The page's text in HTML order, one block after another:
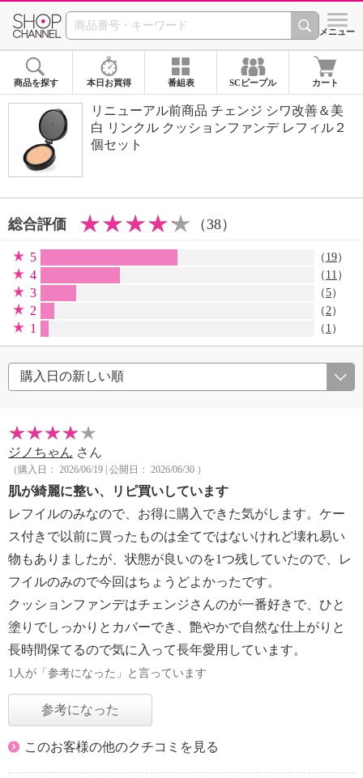
SHOP CHANNEL シメニュー
商品を探す 本日お買得 番組表 SCピープル カート
リニューアル前商品 チェンジ シワ改善＆美
白 リンクル クッションファンデ レフィル２
個セット
総合評価 （38）
5 （ 19）
4 （ 11 ）
3 （5）
2 （2）
1 （ 1 ）
ジノちゃん さん
（購入日： 2026/06/19 | 公開日： 2026/06/30 ）
肌が綺麗に整い、リピ買いしています
レフイルのみなので、お得に購入できた気がします。ケー
ス付きで以前に買ったものは全てではないけれど壊れ易い
物もありましたが、状態が良いのを1つ残していたので、レ
フイルのみので今回はちょうどよかったです。
クッションファンデはチェンジさんのが一番好きで、ひと
塗りでしっかりとカバーでき、艶やかで自然な仕上がりと
長時間保てるので気に入って長年愛用しています。
1人が「参考になった」と言っています
参考になった
このお客様の他のクチコミを見る